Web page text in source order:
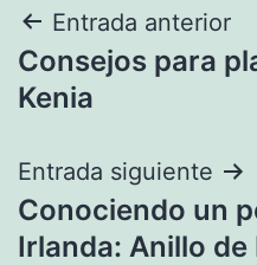
Navegación
de
Entrada anterior
Consejos para
Kenia
Entrada siguiente
Conociendo un
Irlanda: Anillo de